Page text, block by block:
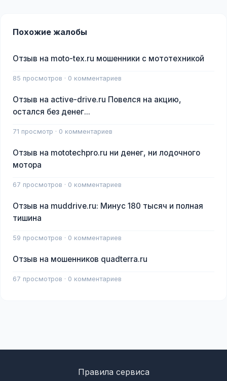
Похожие жалобы
Отзыв на moto-tex.ru мошенники с мототехникой
85 просмотров · 0 комментариев
Отзыв на active-drive.ru Повелся на акцию,
остался без денег...
71 просмотр · 0 комментариев
Отзыв на mototechpro.ru ни денег, ни лодочного
мотора
67 просмотров · 0 комментариев
Отзыв на muddrive.ru: Минус 180 тысяч и полная
тишина
59 просмотров · 0 комментариев
Отзыв на мошенников quadterra.ru
67 просмотров · 0 комментариев
Правила сервиса